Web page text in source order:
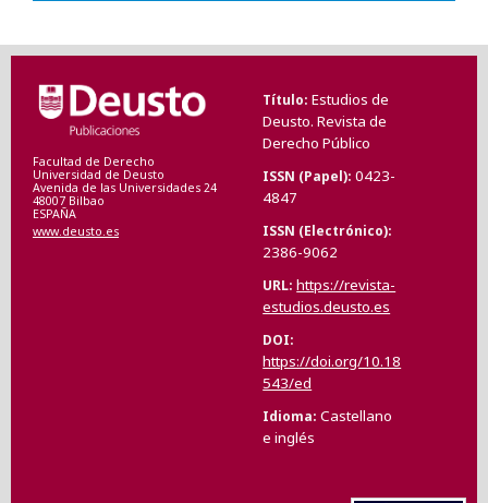
Facultad de Derecho
Universidad de Deusto
Avenida de las Universidades 24
48007 Bilbao
ESPAÑA
www.deusto.es
Título Estudios de
Deusto. Revista de
Derecho Público
ISSN (Papel) 0423-
4847
ISSN (Electrónico)
2386-9062
URL https://revista-
estudios.deusto.es
DOI
https://doi.org/10.18
543/ed
Idioma Castellano
e inglés